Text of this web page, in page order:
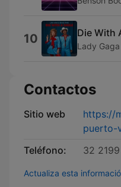
10 Die With
Lady Gaga
Contactos
Sitio web
https://
puerto-
Teléfono:
32
Actualiza esta